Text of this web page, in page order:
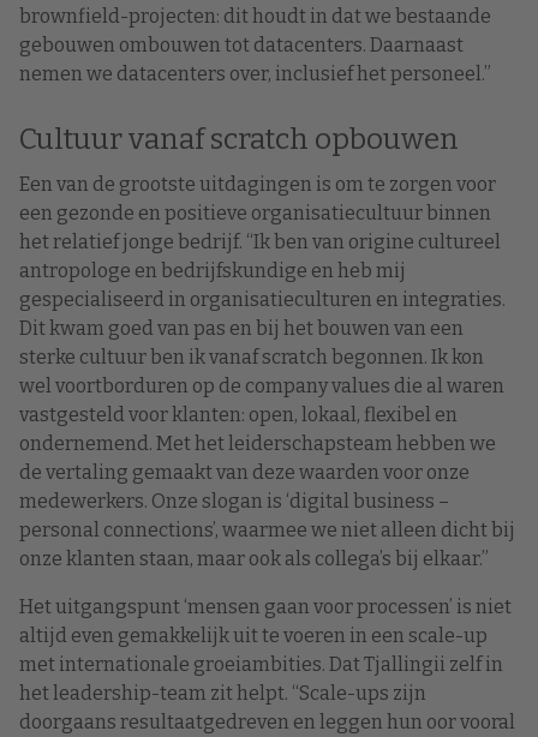
brownfield-projecten: dit houdt in dat we bestaande
gebouwen ombouwen tot datacenters. Daarnaast
nemen we datacenters over, inclusief het personeel.”
Cultuur vanaf scratch opbouwen
Een van de grootste uitdagingen is om te zorgen voor
een gezonde en positieve organisatiecultuur binnen
het relatief jonge bedrijf. “Ik ben van origine cultureel
antropologe en bedrijfskundige en heb mij
gespecialiseerd in organisatieculturen en integraties.
Dit kwam goed van pas en bij het bouwen van een
sterke cultuur ben ik vanaf scratch begonnen. Ik kon
wel voortborduren op de company values die al waren
vastgesteld voor klanten: open, lokaal, flexibel en
ondernemend. Met het leiderschapsteam hebben we
de vertaling gemaakt van deze waarden voor onze
medewerkers. Onze slogan is ‘digital business –
personal connections’, waarmee we niet alleen dicht bij
onze klanten staan, maar ook als collega’s bij elkaar.”
Het uitgangspunt ‘mensen gaan voor processen’ is niet
altijd even gemakkelijk uit te voeren in een scale-up
met internationale groeiambities. Dat Tjallingii zelf in
het leadership-team zit helpt. “Scale-ups zijn
doorgaans resultaatgedreven en leggen hun oor vooral